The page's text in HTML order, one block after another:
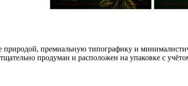
природой, премиальную типографику и
продуман и расположен на упаковке с